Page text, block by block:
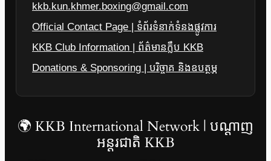
kkb.kun.khmer.boxing@gmail.com
Official Contact Page | ទំព័រទំនាក់ទំនងផ្លូវការ
KKB Club Information | ព័ត៌មានក្លឹប KKB
Donations & Sponsoring | បរិច្ចាគ និងឧបត្ថម្ភ
🌍 KKB International Network | បណ្តាញ
អន្តរជាតិ KKB